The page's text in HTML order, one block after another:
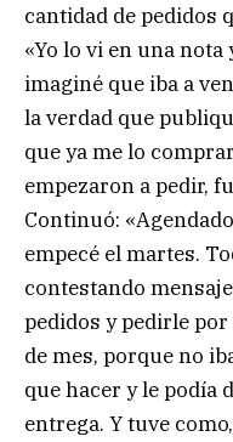
cantidad de pedidos
«Yo lo vi en una nota
imaginé que iba a
la verdad que
que ya me lo
empezaron a pedir,
Continuó:
empecé el martes.
contestando
pedidos y pedirle
de mes, porque no
que hacer y le podía
entrega. Y tuve